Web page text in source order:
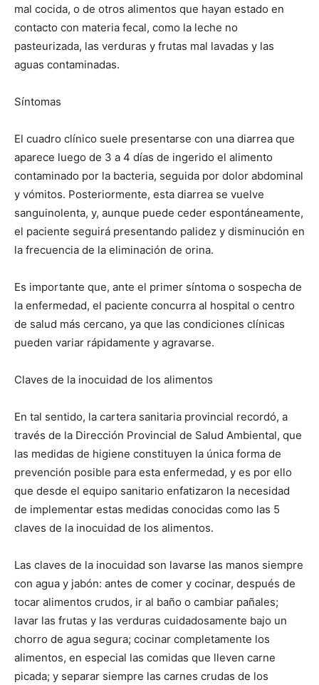
mal cocida, o de otros alimentos que hayan estado en
contacto con materia fecal, como la leche no
pasteurizada, las verduras y frutas mal lavadas y las
aguas contaminadas.
Síntomas
El cuadro clínico suele presentarse con una diarrea que
aparece luego de 3 a 4 días de ingerido el alimento
contaminado por la bacteria, seguida por dolor abdominal
y vómitos. Posteriormente, esta diarrea se vuelve
sanguinolenta, y, aunque puede ceder espontáneamente,
el paciente seguirá presentando palidez y disminución en
la frecuencia de la eliminación de orina.
Es importante que, ante el primer síntoma o sospecha de
la enfermedad, el paciente concurra al hospital o centro
de salud más cercano, ya que las condiciones clínicas
pueden variar rápidamente y agravarse.
Claves de la inocuidad de los alimentos
En tal sentido, la cartera sanitaria provincial recordó, a
través de la Dirección Provincial de Salud Ambiental, que
las medidas de higiene constituyen la única forma de
prevención posible para esta enfermedad, y es por ello
que desde el equipo sanitario enfatizaron la necesidad
de implementar estas medidas conocidas como las 5
claves de la inocuidad de los alimentos.
Las claves de la inocuidad son lavarse las manos siempre
con agua y jabón: antes de comer y cocinar, después de
tocar alimentos crudos, ir al baño o cambiar pañales;
lavar las frutas y las verduras cuidadosamente bajo un
chorro de agua segura; cocinar completamente los
alimentos, en especial las comidas que lleven carne
picada; y separar siempre las carnes crudas de los